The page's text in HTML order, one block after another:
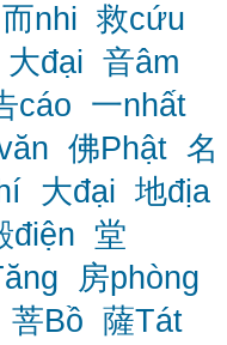
而nhi 救cứu
大đại 音âm
cáo 一nhất
佛Phật 名
大đại 地địa
điện
堂
房phòng
菩Bồ 薩Tát